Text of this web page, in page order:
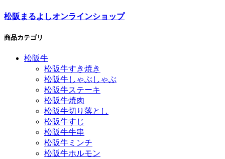
松阪まるよしオンラインショップ
商品カテゴリ
松阪牛
松阪牛すき焼き
松阪牛しゃぶしゃぶ
松阪牛ステーキ
松阪牛焼肉
松阪牛切り落とし
松阪牛すじ
松阪牛牛串
松阪牛ミンチ
松阪牛ホルモン